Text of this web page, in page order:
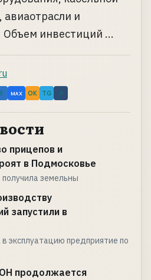
и
Объем инвестиций ...
B MAX OK TG ↗
прицепов и
в Подмосковье
земельны
запустили в
эксплуатацию предприятие по
продолжается